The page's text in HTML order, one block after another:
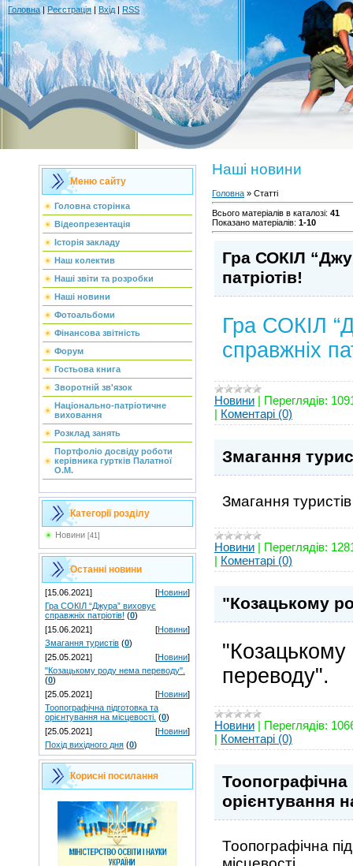
Головна|Реєстрація | Вхід | RSS
Меню сайту
Головна сторінка
Відеопрезентація
Історія закладу
Наш колектив
Наші звіти та розробки
Наші новини
Фотоальбоми
Фінансова звітність
Форум
Гостьова книга
Зворотній зв'язок
Національно-патріотичне
виховання
Розклад занять
Портфоліо досвіду роботи
керівника гуртків Палатної
О.М.
Категорії розділу
Новини [41]
Останні новини
[15.06.2021] [Новини]
Гра СОКІЛ “Джура” виховує
справжніх патріотів! (0)
[15.06.2021]
[Новини]
Змагання туристів (0)
[25.05.2021]
[Новини]
"Козацькому роду нема переводу".
(0)
[25.05.2021]
[Новини]
Тоопографічна підготовка та
орієнтування на місцевості. (0)
[25.05.2021]
[Новини]
Похід вихідного дня (0)
Корисні посилання
Наші новини
Головна » Статті
Всього матеріалів в каталозі: 41
Показано матеріалів: 1-10
Гра СОКІЛ
патріотів!
Гра СОКІЛ
справжніх
Новини | Переглядів:
| Коментарі (0)
Змагання
Змагання туристів
Новини | Переглядів:
| Коментарі (0)
"Козацькому
переводу".
Новини | Переглядів:
| Коментарі (0)
Тоопографічна
орієнтування
Тоопографічна